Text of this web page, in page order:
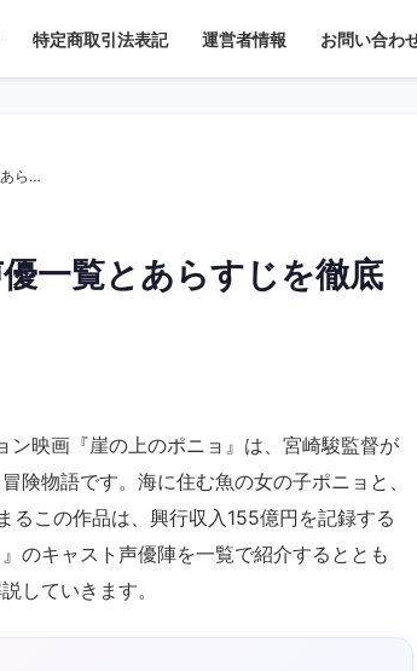
特定商取引法表記 運営者情報 お問い合わ
【映画】『崖の上のポニョ』キャスト声優一覧とあらすじを徹底解説
一覧とあらすじを徹底
映画『崖の上のポニョ』は、宮崎駿監督が
険物語です。海に住む魚の女の子ポニョと、
るこの作品は、興行収入155億円を記録する
のキャスト声優陣を一覧で紹介するととも
していきます。